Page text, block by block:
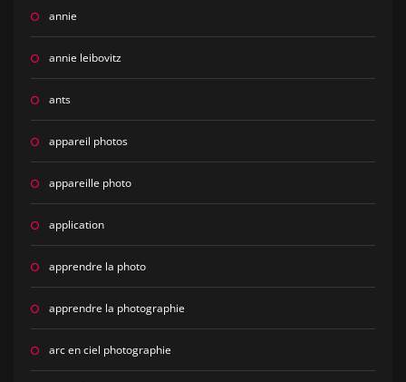
annie
annie leibovitz
ants
appareil photos
appareille photo
application
apprendre la photo
apprendre la photographie
arc en ciel photographie